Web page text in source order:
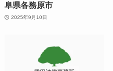
阜県各務原市
2025年9月10日